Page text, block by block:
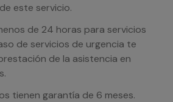
este servicio.
de 24 horas para servicios
de servicios de urgencia te
de la asistencia en
tienen garantía de 6 meses.